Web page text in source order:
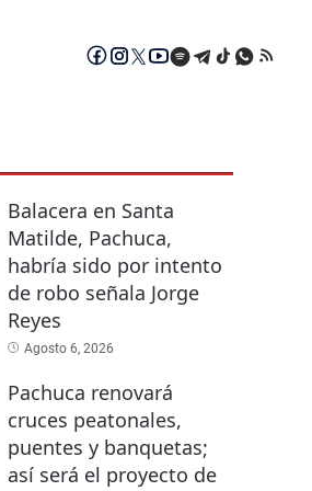
Balacera en Santa
Matilde, Pachuca,
habría sido por intento
de robo señala Jorge
Reyes
Agosto 6, 2026
Pachuca renovará
cruces peatonales,
puentes y banquetas;
así será el proyecto de